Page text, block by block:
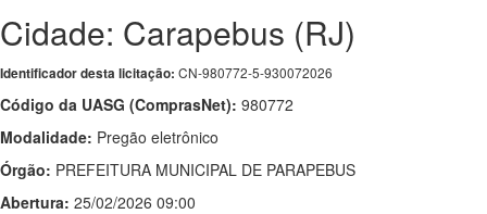
Cidade: Carapebus (RJ)
Identificador desta licitação: CN-980772-5-930072026
Código da UASG (ComprasNet): 980772
Modalidade: Pregão eletrônico
Órgão: PREFEITURA MUNICIPAL DE PARAPEBUS
Abertura: 25/02/2026 09:00